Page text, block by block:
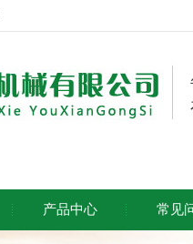
产品中心 常见